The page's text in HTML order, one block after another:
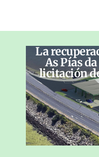
La
As Pías
licitación